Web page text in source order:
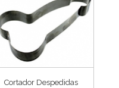
Cortador Despedidas